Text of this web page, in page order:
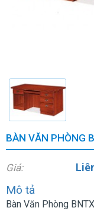
BÀN VĂN PHÒNG
Giá:
Mô tả
Bàn Văn Phòng